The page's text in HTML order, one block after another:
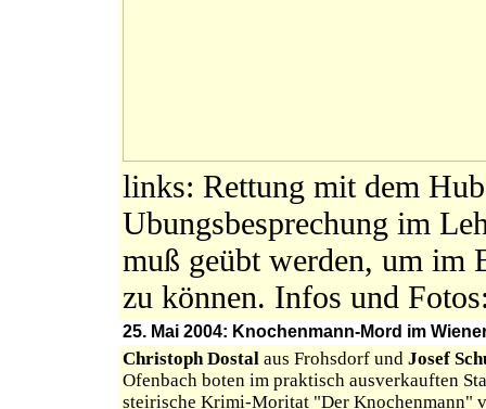
links: Rettung mit dem
Ubungsbesprechung im
muß geübt werden, um im
zu können. Infos und
25. Mai 2004: Knochenmann-Mord im
Christoph Dostal aus Frohsdorf und Josef
Ofenbach boten im praktisch ausverkauften
steirische Krimi-Moritat "Der Knochenmann"